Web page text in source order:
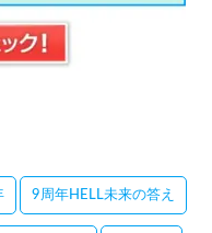
9周年HELL未来の答え